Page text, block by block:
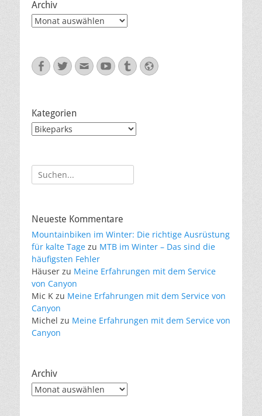
Archiv
Archiv
Facebook
Twitter
E-
Mail
YouTube
TumblrWebsite
Kategorien
Kategorien
Suche
nach:
Neueste Kommentare
Mountainbiken im Winter: Die richtige Ausrüstung
für kalte Tage zu MTB im Winter – Das sind die
häufigsten Fehler
Häuser zu Meine Erfahrungen mit dem Service
von Canyon
Mic K zu Meine Erfahrungen mit dem Service von
Canyon
Michel zu Meine Erfahrungen mit dem Service von
Canyon
Archiv
Archiv